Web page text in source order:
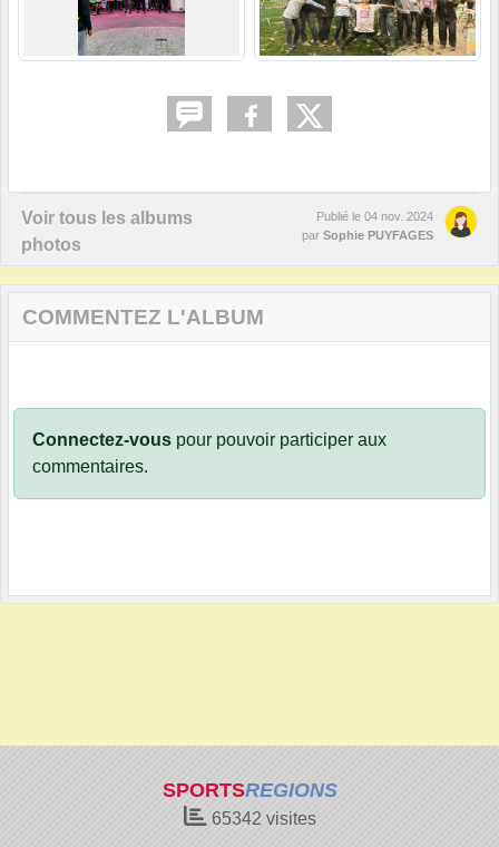
Voir tous les albums
photos
Publié le 04 nov. 2024
par Sophie PUYFAGES
COMMENTEZ L'ALBUM
Connectez-vous pour pouvoir participer aux
commentaires.
SPORTSREGIONS
65342 visites